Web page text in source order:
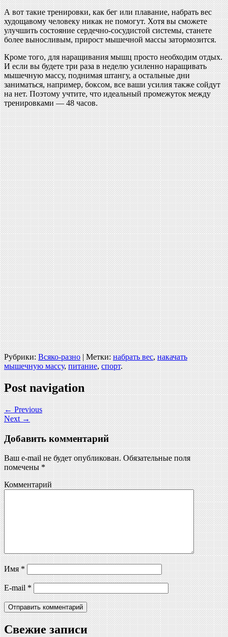
А вот такие тренировки, как бег или плавание, набрать вес
худощавому человеку никак не помогут. Хотя вы сможете
улучшить состояние сердечно-сосудистой системы, станете
более выносливым, прирост мышечной массы затормозится.
Кроме того, для наращивания мышц просто необходим отдых.
И если вы будете три раза в неделю усиленно наращивать
мышечную массу, поднимая штангу, а остальные дни
заниматься, например, боксом, все ваши усилия также сойдут
на нет. Поэтому учтите, что идеальный промежуток между
тренировками — 48 часов.
Рубрики: Всяко-разно | Метки: набрать вес, накачать
мышечную массу, питание, спорт.
Post navigation
← Previous
Next →
Добавить комментарий
Ваш e-mail не будет опубликован. Обязательные поля
помечены *
Комментарий
Имя*
E-mail *
Свежие записи